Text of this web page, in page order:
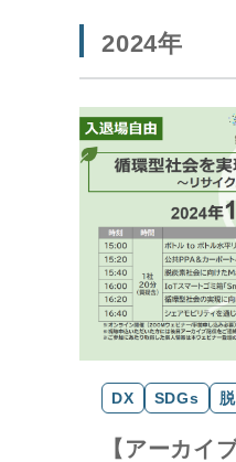
2024年
DX SDGs
【アーカイ